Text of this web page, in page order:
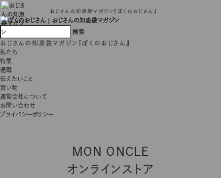
おじさんの知恵袋マガジン『ぼくのおじさん』
おじさんの知恵袋マガジン『ぼくのおじさん』
私たち
特集
連載
伝えたいこと
買い物
運営会社について
お問い合わせ
プライバシーポリシー
MON ONCLE
オンラインストア